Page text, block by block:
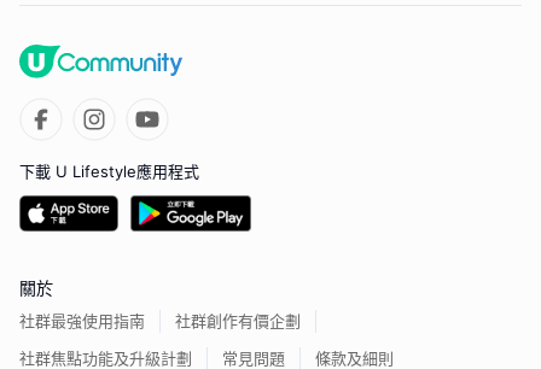
下載 U Lifestyle應用程式
關於
社群最強使用指南
社群創作有價企劃
社群焦點功能及升級計劃
常見問題 條款及細則